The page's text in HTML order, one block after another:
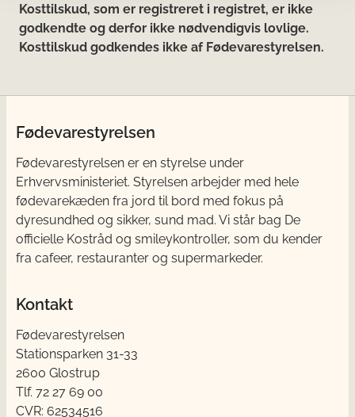
Kosttilskud, som er registreret i registret, er ikke
godkendte og derfor ikke nødvendigvis lovlige.
Kosttilskud godkendes ikke af Fødevarestyrelsen.
Fødevarestyrelsen
Fødevarestyrelsen er en styrelse under
Erhvervsministeriet. Styrelsen arbejder med hele
fødevarekæden fra jord til bord med fokus på
dyresundhed og sikker, sund mad. Vi står bag De
officielle Kostråd og smileykontroller, som du kender
fra cafeer, restauranter og supermarkeder.
Kontakt
Fødevarestyrelsen
Stationsparken 31-33
2600 Glostrup
Tlf. 72 2​​​7 69 00
CVR: 62534516